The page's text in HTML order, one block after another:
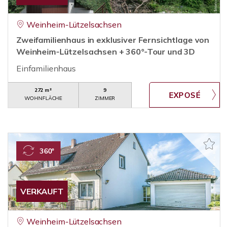
Weinheim-Lützelsachsen
Zweifamilienhaus in exklusiver Fernsichtlage von
Weinheim-Lützelsachsen + 360°-Tour und 3D
Einfamilienhaus
272 m²
WOHNFLÄCHE
9
ZIMMER
VERKAUFT
360°
Weinheim-Lützelsachsen